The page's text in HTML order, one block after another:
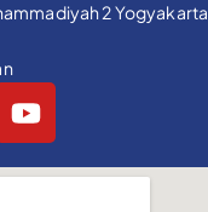
2 Yogyakarta